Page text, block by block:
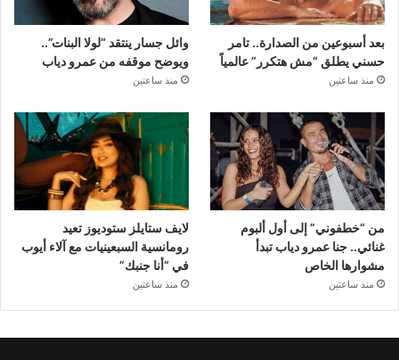
بعد أسبوعين من الصدارة.. تامر
حسني يطلق “مش هتكرر” عالمياً
منذ ساعتين
وائل جسار ينتقد “لولا البنات”..
ويوضح موقفه من عمرو دياب
منذ ساعتين
من “خطفوني” إلى أول ألبوم
غنائي.. جنا عمرو دياب تبدأ
مشوارها الخاص
منذ ساعتين
لايف ستايلز ستوديوز تعيد
رومانسية السبعينيات مع آلاء أيوب
في “أنا جنبك”
منذ ساعتين